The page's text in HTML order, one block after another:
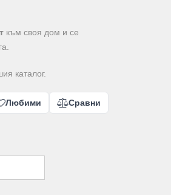
към своя дом и се
каталог.
Любими Сравни